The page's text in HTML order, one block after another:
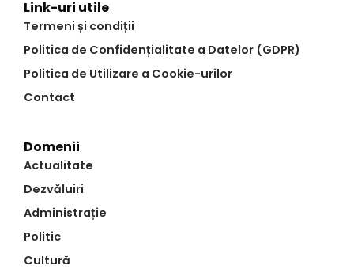
Link-uri utile
Termeni și condiții
Politica de Confidențialitate a Datelor (GDPR)
Politica de Utilizare a Cookie-urilor
Contact
Domenii
Actualitate
Dezvăluiri
Administrație
Politic
Cultură